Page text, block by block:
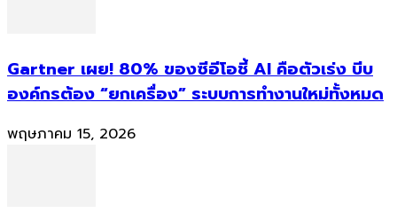
Gartner เผย! 80% ของซีอีโอชี้ AI คือตัวเร่ง บีบ
องค์กรต้อง “ยกเครื่อง” ระบบการทำงานใหม่ทั้งหมด
พฤษภาคม 15, 2026